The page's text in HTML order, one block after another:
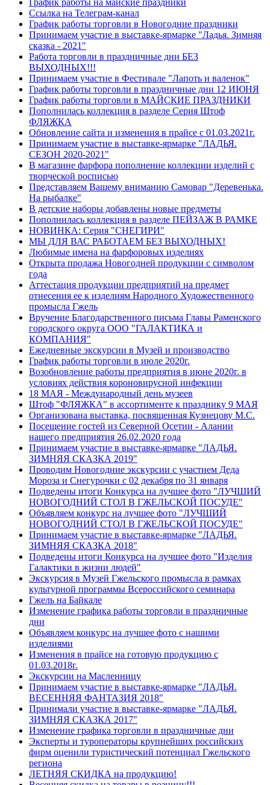
Ссылка на Телеграм-канал
График работы торговли в Новогодние праздники
Принимаем участие в выставке-ярмарке "Ладья. Зимняя
сказка - 2021"
Работа торговли в праздничные дни БЕЗ
ВЫХОДНЫХ!!!
Принимаем участие в Фестивале "Лапоть и валенок"
График работы торговли в праздничные дни 12 ИЮНЯ
График работы торговли в МАЙСКИЕ ПРАЗДНИКИ
Пополнилась коллекция в разделе Серия Штоф
ФЛЯЖКА
Обновление сайта и изменения в прайсе с 01.03.2021г.
Принимаем участие в выставке-ярмарке "ЛАДЬЯ.
СЕЗОН 2020-2021"
В магазине фарфора пополнение коллекции изделий с
творческой росписью
Представляем Вашему вниманию Самовар "Деревенька.
На рыбалке"
В детские наборы добавлены новые предметы
Пополнилась коллекция в разделе ПЕЙЗАЖ В РАМКЕ
НОВИНКА: Серия "СНЕГИРИ"
МЫ ДЛЯ ВАС РАБОТАЕМ БЕЗ ВЫХОДНЫХ!
Любимые имена на фарфоровых изделиях
Открыта продажа Новогодней продукции с символом
года
Аттестация продукции предприятий на предмет
отнесения ее к изделиям Народного Художественного
промысла Гжель
Вручение Благодарственного письма Главы Раменского
городского округа ООО "ГАЛАКТИКА и
КОМПАНИЯ"
Ежедневные экскурсии в Музей и производство
График работы торговли в июле 2020г.
Возобновление работы предприятия в июне 2020г. в
условиях действия короновирусной инфекции
18 МАЯ - Международный день музеев
Штоф "ФЛЯЖКА" в ассортименте к празднику 9 МАЯ
Организована выставка, посвященная Кузнецову М.С.
Посещение гостей из Северной Осетии - Алании
нашего предприятия 26.02.2020 года
Принимаем участие в выставке-ярмарке "ЛАДЬЯ.
ЗИМНЯЯ СКАЗКА 2019"
Проводим Новогодние экскурсии с участием Деда
Мороза и Снегурочки с 02 декабря по 31 января
Подведены итоги Конкурса на лучшее фото "ЛУЧШИЙ
НОВОГОДНИЙ СТОЛ В ГЖЕЛЬСКОЙ ПОСУДЕ"
Объявляем конкурс на лучшее фото "ЛУЧШИЙ
НОВОГОДНИЙ СТОЛ В ГЖЕЛЬСКОЙ ПОСУДЕ"
Принимаем участие в выставке-ярмарке "ЛАДЬЯ.
ЗИМНЯЯ СКАЗКА 2018"
Подведены итоги Конкурса на лучшее фото "Изделия
Галактики в жизни людей"
Экскурсия в Музей Гжельского промысла в рамках
культурной программы Всероссийского семинара
Гжель на Байкале
Изменение графика работы торговли в праздничные
дни
Объявляем конкурс на лучшее фото с нашими
изделиями
Изменения в прайсе на готовую продукцию с
01.03.2018г.
Экскурсии на Масленницу
Принимаем участие в выставке-ярмарке "ЛАДЬЯ.
ВЕСЕННЯЯ ФАНТАЗИЯ 2018"
Принимали участие в выставке-ярмарке "ЛАДЬЯ.
ЗИМНЯЯ СКАЗКА 2017"
Изменение графика торговли в праздничные дни
Эксперты и туроператоры крупнейших российских
фирм оценили туристический потенциал Гжельского
региона
ЛЕТНЯЯ СКИДКА на продукцию!